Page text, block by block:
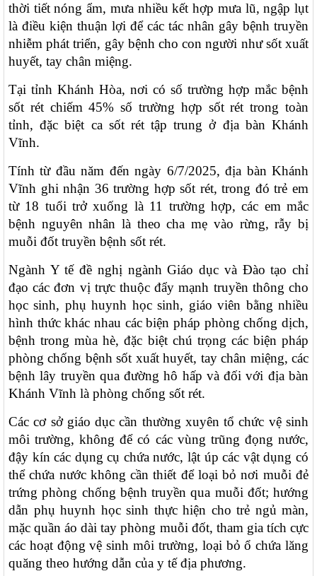
thời tiết nóng ẩm, mưa nhiều kết hợp mưa lũ, ngập lụt
là điều kiện thuận lợi để các tác nhân gây bệnh truyền
nhiễm phát triển, gây bệnh cho con người như sốt xuất
huyết, tay chân miệng.
Tại tỉnh Khánh Hòa, nơi có số trường hợp mắc bệnh
sốt rét chiếm 45% số trường hợp sốt rét trong toàn
tỉnh, đặc biệt ca sốt rét tập trung ở địa bàn Khánh
Vĩnh.
Tính từ đầu năm đến ngày 6/7/2025, địa bàn Khánh
Vĩnh ghi nhận 36 trường hợp sốt rét, trong đó trẻ em
từ 18 tuổi trở xuống là 11 trường hợp, các em mắc
bệnh nguyên nhân là theo cha mẹ vào rừng, rẫy bị
muỗi đốt truyền bệnh sốt rét.
Ngành Y tế đề nghị ngành Giáo dục và Đào tạo chỉ
đạo các đơn vị trực thuộc đẩy mạnh truyền thông cho
học sinh, phụ huynh học sinh, giáo viên bằng nhiều
hình thức khác nhau các biện pháp phòng chống dịch,
bệnh trong mùa hè, đặc biệt chú trọng các biện pháp
phòng chống bệnh sốt xuất huyết, tay chân miệng, các
bệnh lây truyền qua đường hô hấp và đối với địa bàn
Khánh Vĩnh là phòng chống sốt rét.
Các cơ sở giáo dục cần thường xuyên tổ chức vệ sinh
môi trường, không để có các vùng trũng đọng nước,
đậy kín các dụng cụ chứa nước, lật úp các vật dụng có
thể chứa nước không cần thiết để loại bỏ nơi muỗi đẻ
trứng phòng chống bệnh truyền qua muỗi đốt; hướng
dẫn phụ huynh học sinh thực hiện cho trẻ ngủ màn,
mặc quần áo dài tay phòng muỗi đốt, tham gia tích cực
các hoạt động vệ sinh môi trường, loại bỏ ổ chứa lăng
quăng theo hướng dẫn của y tế địa phương.